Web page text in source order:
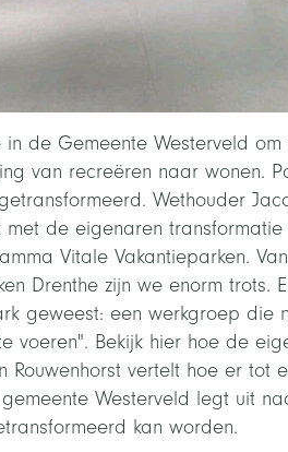
de Gemeente Westerveld
van recreëren naar wonen.
Wethouder
de eigenaren
Vitale Vakantieparken.
Drenthe zijn we enorm trots.
geweest: een werkgroep die
voeren". Bekijk hier hoe de
Rouwenhorst vertelt hoe er tot
Westerveld legt uit
kan worden.